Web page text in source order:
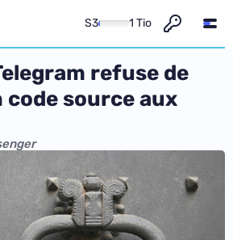
S3 1 Tio
refuse de
code source aux